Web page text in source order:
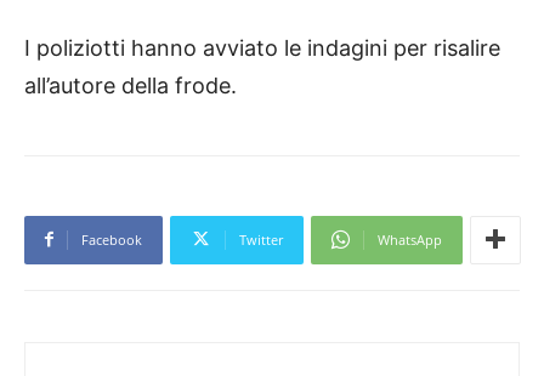
I poliziotti hanno avviato le indagini per risalire
all’autore della frode.
Facebook Twitter WhatsApp